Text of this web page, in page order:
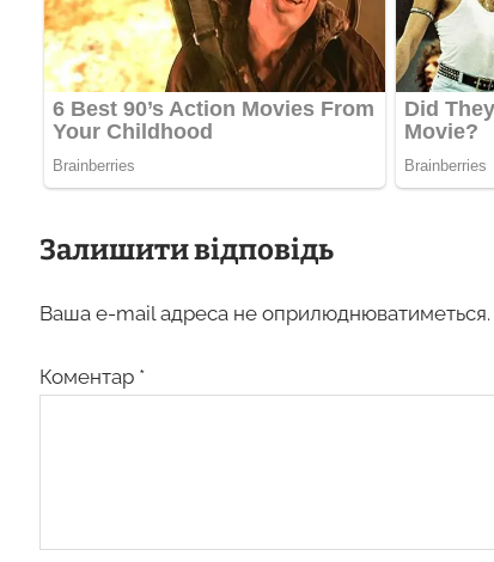
Залишити відповідь
Ваша e-mail адреса не оприлюднюватиметься.
Коментар *